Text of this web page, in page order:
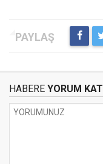
HABERE YORUM KAT